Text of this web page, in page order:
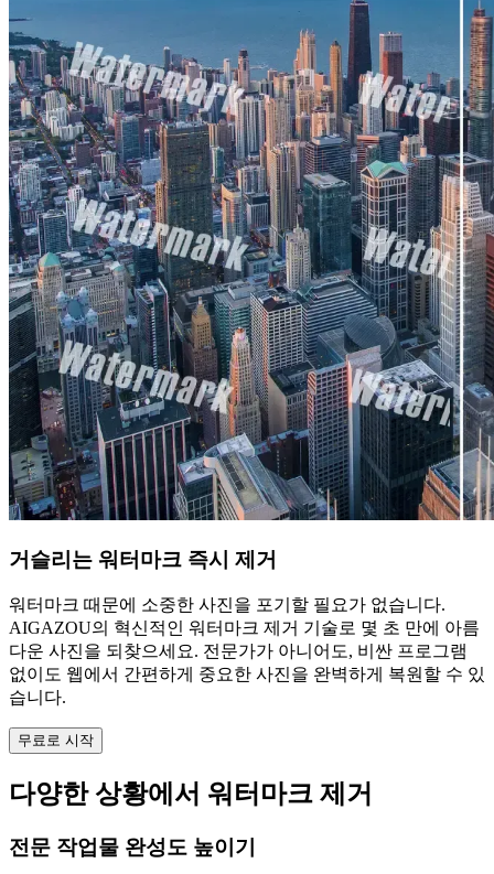
거슬리는 워터마크 즉시 제거
워터마크 때문에 소중한 사진을 포기할 필요가 없습니다.
AIGAZOU의 혁신적인 워터마크 제거 기술로 몇 초 만에 아름
다운 사진을 되찾으세요. 전문가가 아니어도, 비싼 프로그램
없이도 웹에서 간편하게 중요한 사진을 완벽하게 복원할 수 있
습니다.
무료로 시작
다양한 상황에서 워터마크 제거
전문 작업물 완성도 높이기